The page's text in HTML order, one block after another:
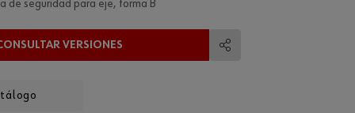
de seguridad para eje, forma B
VERSIONES
Compartir